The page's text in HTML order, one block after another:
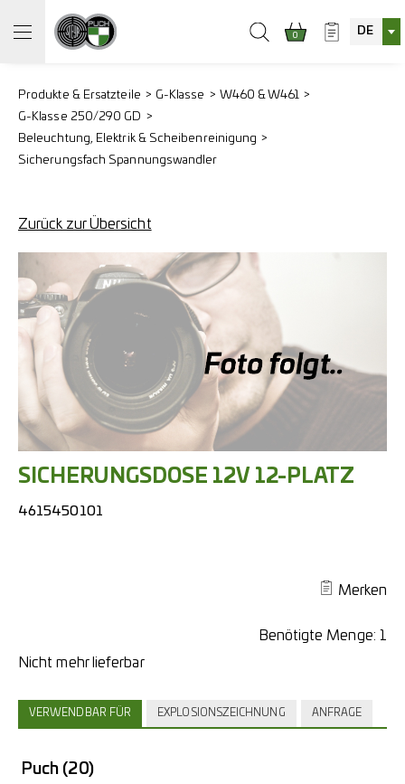
0 DE
Produkte & Ersatzteile G-Klasse
W460 & W461
G-Klasse 250/290 GD
Beleuchtung, Elektrik & Scheibenreinigung
Sicherungsfach Spannungswandler
Zurück zur Übersicht
SICHERUNGSDOSE 12V 12-PLATZ
4615450101
Merken
Benötigte Menge: 1
VERWENDBAR FÜR EXPLOSIONSZEICHNUNG ANFRAGE
Puch (20)